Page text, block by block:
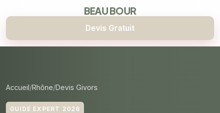
BEAU BOUR
Devis Gratuit
Accueil Rhône Devis Givors
GUIDE EXPERT 2026